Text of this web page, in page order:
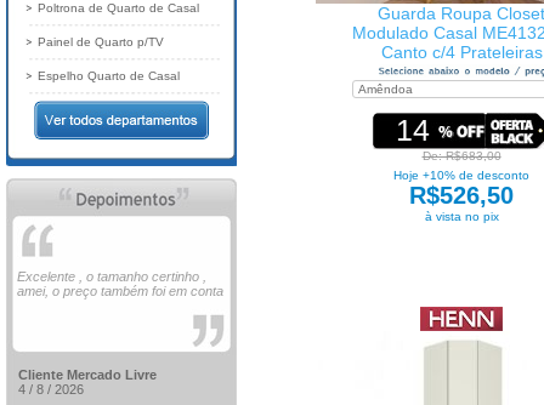
Guarda Roupa Closet
Modulado Casal
Canto c/4 Prateleiras
TecnoMobili
14
De: R$683,00
Hoje +10% de desconto
R$526,50
à vista no pix
Poltrona de Quarto de Casal
Painel de Quarto p/TV
Espelho Quarto de Casal
Excelente , o tamanho certinho ,
amei, o preço também foi em conta
Cliente Mercado Livre
4 / 8 / 2026